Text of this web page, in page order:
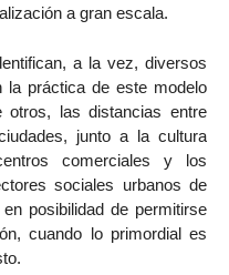
a gran escala.
a la vez, diversos
la práctica de este modelo
otros, las distancias entre
junto a la cultura
comerciales y los
sociales urbanos de
posibilidad de permitirse
cuando lo primordial es